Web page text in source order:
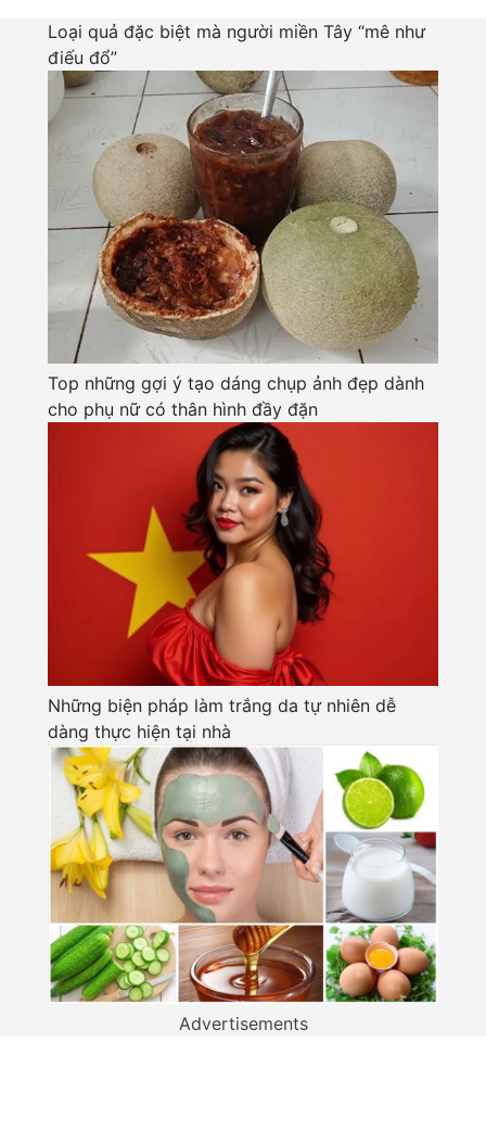
Loại quả đặc biệt mà người miền Tây “mê như
điếu đổ”
Top những gợi ý tạo dáng chụp ảnh đẹp dành
cho phụ nữ có thân hình đầy đặn
Những biện pháp làm trắng da tự nhiên dễ
dàng thực hiện tại nhà
Advertisements